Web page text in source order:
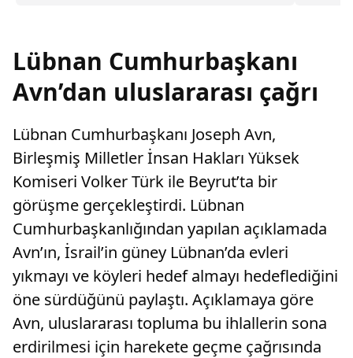
Lübnan Cumhurbaşkanı
Avn’dan uluslararası çağrı
Lübnan Cumhurbaşkanı Joseph Avn,
Birleşmiş Milletler İnsan Hakları Yüksek
Komiseri Volker Türk ile Beyrut’ta bir
görüşme gerçekleştirdi. Lübnan
Cumhurbaşkanlığından yapılan açıklamada
Avn’ın, İsrail’in güney Lübnan’da evleri
yıkmayı ve köyleri hedef almayı hedeflediğini
öne sürdüğünü paylaştı. Açıklamaya göre
Avn, uluslararası topluma bu ihlallerin sona
erdirilmesi için harekete geçme çağrısında